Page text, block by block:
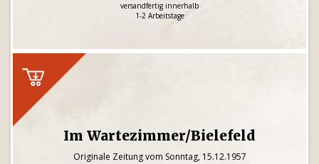
versandfertig innerhalb
1-2 Arbeitstage
Im Wartezimmer/Bielefeld
Originale Zeitung vom Sonntag, 15.12.1957